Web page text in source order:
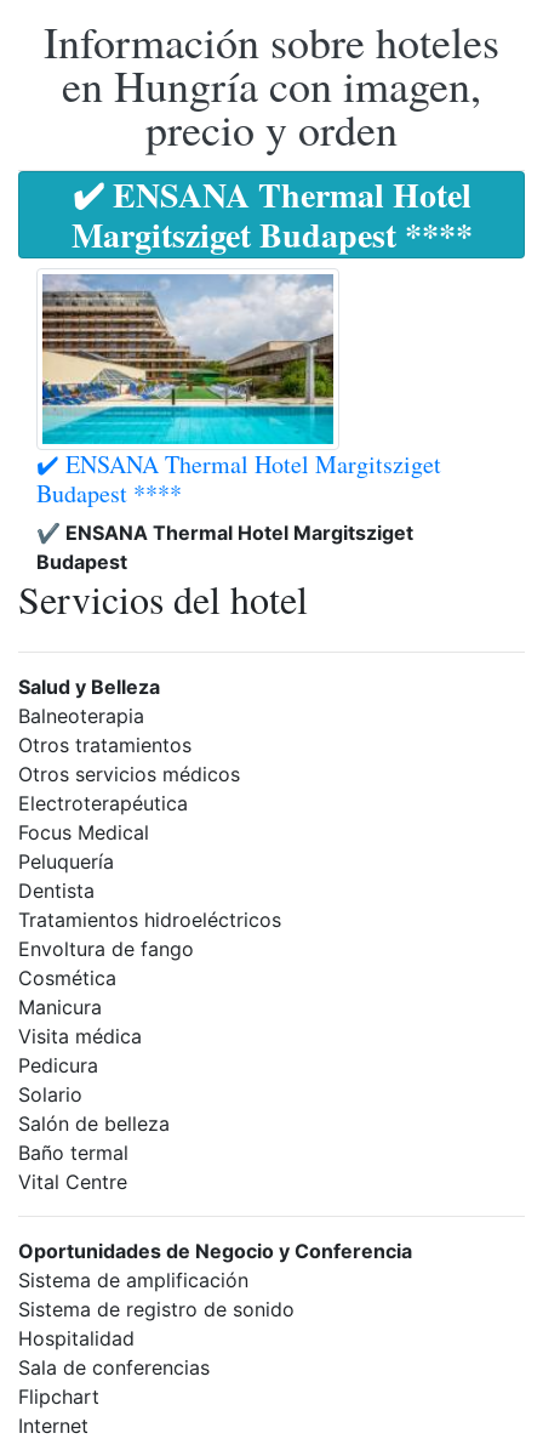
Información sobre hoteles
en Hungría con imagen,
precio y orden
✔️ ENSANA Thermal Hotel
Margitsziget Budapest ****
✔️ ENSANA Thermal Hotel Margitsziget
Budapest ****
✔️ ENSANA Thermal Hotel Margitsziget
Budapest
Servicios del hotel
Salud y Belleza
Balneoterapia
Otros tratamientos
Otros servicios médicos
Electroterapéutica
Focus Medical
Peluquería
Dentista
Tratamientos hidroeléctricos
Envoltura de fango
Cosmética
Manicura
Visita médica
Pedicura
Solario
Salón de belleza
Baño termal
Vital Centre
Oportunidades de Negocio y Conferencia
Sistema de amplificación
Sistema de registro de sonido
Hospitalidad
Sala de conferencias
Flipchart
Internet